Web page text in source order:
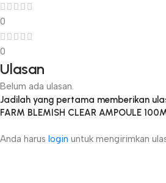
0
0
Ulasan
Belum ada ulasan.
Jadilah yang pertama memberikan
FARM BLEMISH CLEAR AMPOULE
Anda harus login untuk mengirimkan